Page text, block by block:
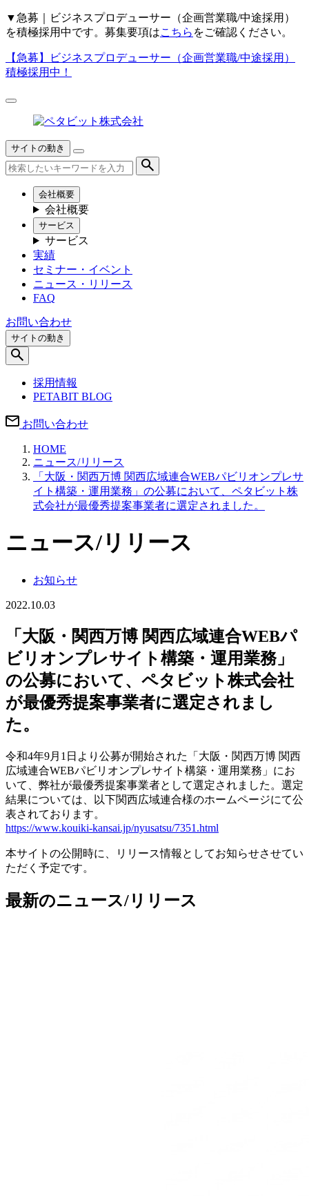
▼ 急募｜ビジネスプロデューサー（企画営業職/中途採用）
を積極採用中です。募集要項はこちら をご確認ください。
【急募】
ビジネスプロデューサー（企画営業職/中途採用）
積極採用中！
サイトの動き
会社概要
会社概要
サービス
サービス
実績
セミナー・イベント
ニュース・リリース
FAQ
お問い合わせ
サイトの動き
採用情報
PETABIT BLOG
お問い合わせ
HOME
ニュース/リリース
「大阪・関西万博 関西広域連合WEBパビリオンプレサ
イト構築・運用業務」の公募において、ペタビット株
式会社が最優秀提案事業者に選定されました。
ニュース/リリース
お知らせ
2022.10.03
「大阪・関西万博 関西広域連合WEBパ
ビリオンプレサイト構築・運用業務」
の公募において、ペタビット株式会社
が最優秀提案事業者に選定されまし
た。
令和4年9月1日より公募が開始された「大阪・関西万博 関西
広域連合WEBパビリオンプレサイト構築・運用業務」にお
いて、弊社が最優秀提案事業者として選定されました。選定
結果については、以下関西広域連合様のホームページにて公
表されております。
https://www.kouiki-kansai.jp/nyusatsu/7351.html
本サイトの公開時に、リリース情報としてお知らせさせてい
ただく予定です。
最新のニュース/リリース